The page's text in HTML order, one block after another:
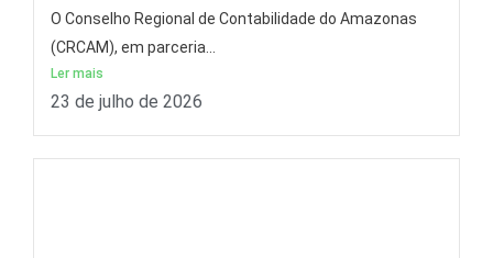
O Conselho Regional de Contabilidade do Amazonas
(CRCAM), em parceria...
Ler mais
23 de julho de 2026